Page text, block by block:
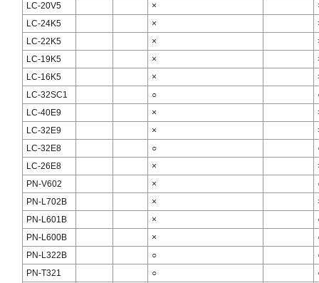
LC-20V5
×
LC-24K5
×
LC-22K5
×
LC-19K5
×
LC-16K5
×
LC-32SC1
○
LC-40E9
×
LC-32E9
×
LC-32E8
○
LC-26E8
×
PN-V602
×
PN-L702B
×
PN-L601B
×
PN-L600B
×
PN-L322B
○
PN-T321
○